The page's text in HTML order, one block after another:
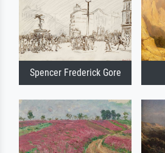
Spencer Frederick Gore